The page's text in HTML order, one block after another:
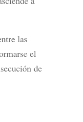
las
el
de